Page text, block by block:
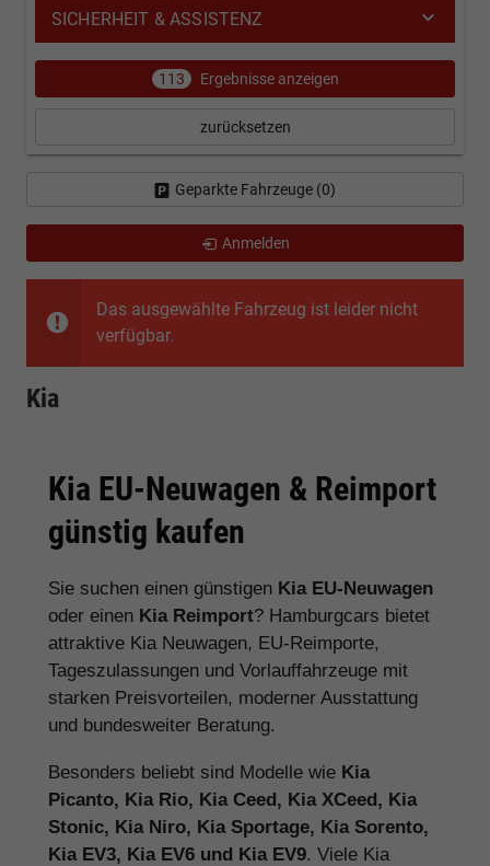
Das ausgewählte Fahrzeug ist leider nicht
verfügbar.
Kia
Kia EU-Neuwagen & Reimport
günstig kaufen
Sie suchen einen günstigen Kia EU-Neuwagen
oder einen Kia Reimport? Hamburgcars bietet
attraktive Kia Neuwagen, EU-Reimporte,
Tageszulassungen und Vorlauffahrzeuge mit
starken Preisvorteilen, moderner Ausstattung
und bundesweiter Beratung.
Besonders beliebt sind Modelle wie Kia
Picanto, Kia Rio, Kia Ceed, Kia XCeed, Kia
Stonic, Kia Niro, Kia Sportage, Kia Sorento,
Kia EV3, Kia EV6 und Kia EV9. Viele Kia
SICHERHEIT & ASSISTENZ
113 Ergebnisse anzeigen
zurücksetzen
Geparkte Fahrzeuge (0)
Anmelden